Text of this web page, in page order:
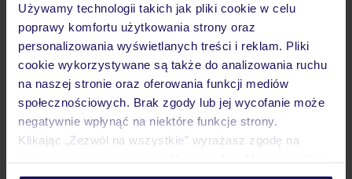
Używamy technologii takich jak pliki cookie w celu
poprawy komfortu użytkowania strony oraz
personalizowania wyświetlanych treści i reklam. Pliki
cookie wykorzystywane są także do analizowania ruchu
na naszej stronie oraz oferowania funkcji mediów
społecznościowych. Brak zgody lub jej wycofanie może
negatywnie wpłynąć na niektóre funkcje strony.
Klikając „Zezwól na wszystkie” wyrażasz zgodę na
Pokoje
Wyżywienie
Atrakcje